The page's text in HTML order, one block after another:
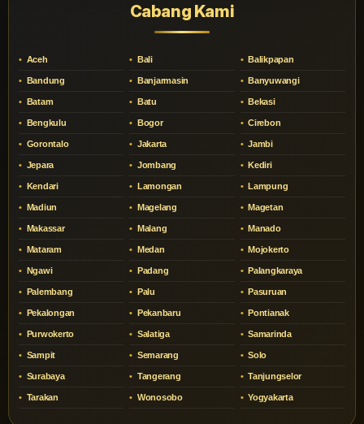
Cabang Kami
Aceh Bali Balikpapan
Bandung Banjarmasin Banyuwangi
Batam Batu Bekasi
Bengkulu Bogor Cirebon
Gorontalo Jakarta Jambi
Jepara Jombang Kediri
Kendari Lamongan Lampung
Madiun Magelang Magetan
Makassar Malang Manado
Mataram Medan Mojokerto
Ngawi Padang Palangkaraya
Palembang Palu Pasuruan
Pekalongan Pekanbaru Pontianak
Purwokerto Salatiga Samarinda
Sampit Semarang Solo
Surabaya Tangerang Tanjungselor
Tarakan Wonosobo Yogyakarta